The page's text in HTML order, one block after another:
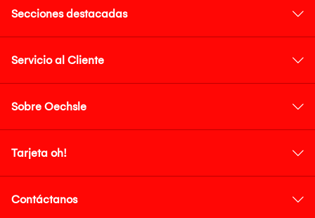
Secciones destacadas
Servicio al Cliente
Sobre Oechsle
Tarjeta oh!
Contáctanos